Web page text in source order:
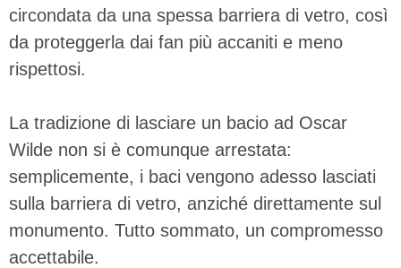
circondata da una spessa barriera di vetro, così
da proteggerla dai fan più accaniti e meno
rispettosi.
La tradizione di lasciare un bacio ad Oscar
Wilde non si è comunque arrestata:
semplicemente, i baci vengono adesso lasciati
sulla barriera di vetro, anziché direttamente sul
monumento. Tutto sommato, un compromesso
accettabile.